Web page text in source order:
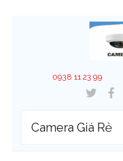
0938 11 23 99
Camera Giá Rẻ